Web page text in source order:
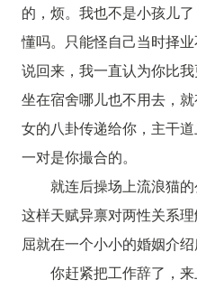
的，烦。我也不是小孩儿
懂吗。只能怪自己当时择
说回来，我一直认为你比
坐在宿舍哪儿也不用去，
女的八卦传递给你，主干
一对是你撮合的。
就连后操场上流浪猫
这样天赋异禀对两性关系
屈就在一个小小的婚姻介绍
你赶紧把工作辞了，